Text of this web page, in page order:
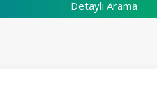
Detaylı Arama